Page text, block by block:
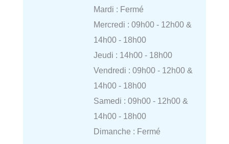
Mardi : Fermé
Mercredi : 09h00 - 12h00 &
14h00 - 18h00
Jeudi : 14h00 - 18h00
Vendredi : 09h00 - 12h00 &
14h00 - 18h00
Samedi : 09h00 - 12h00 &
14h00 - 18h00
Dimanche : Fermé